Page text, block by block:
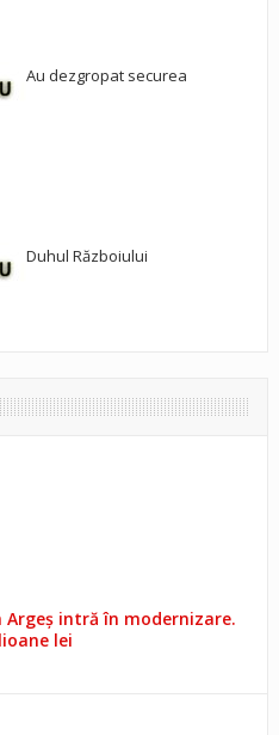
Au dezgropat securea
Duhul Războiului
intră în modernizare.
lei